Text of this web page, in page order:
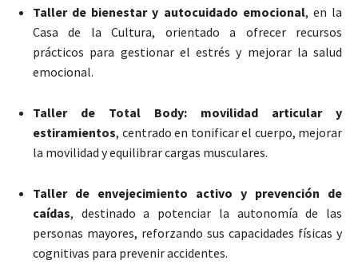
Taller de bienestar y autocuidado emocional, en la
Casa de la Cultura, orientado a ofrecer recursos
prácticos para gestionar el estrés y mejorar la salud
emocional.
Taller de Total Body: movilidad articular y
estiramientos, centrado en tonificar el cuerpo, mejorar
la movilidad y equilibrar cargas musculares.
Taller de envejecimiento activo y prevención de
caídas, destinado a potenciar la autonomía de las
personas mayores, reforzando sus capacidades físicas y
cognitivas para prevenir accidentes.